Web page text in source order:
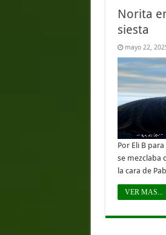
Norita
siesta
mayo 22,
Por Eli B
se mezclaba
la cara de
VER MAS...